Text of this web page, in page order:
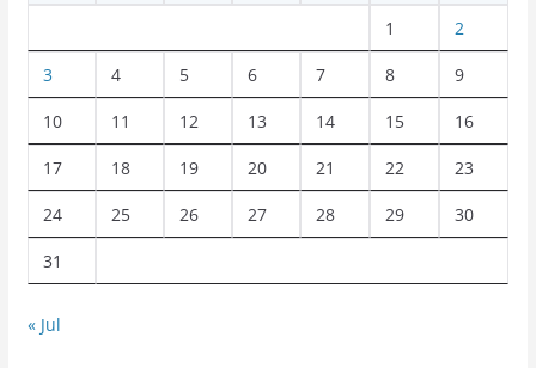
1 2
3 4 5 6 7 8 9
10 11 12 13 14 15 16
17 18 19 20 21 22 23
24 25 26 27 28 29 30
31
« Jul